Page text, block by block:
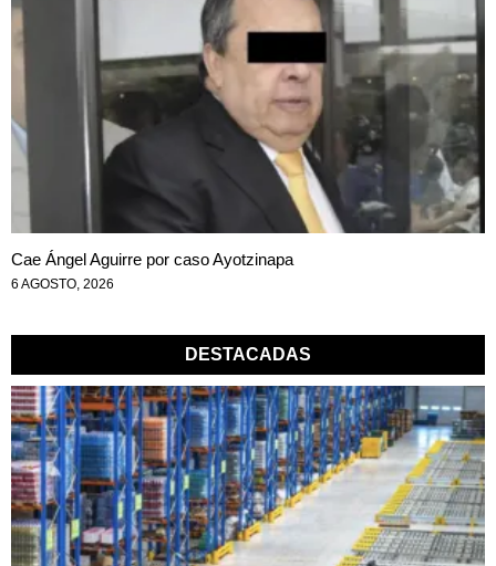
Cae Ángel Aguirre por caso Ayotzinapa
6 AGOSTO, 2026
DESTACADAS